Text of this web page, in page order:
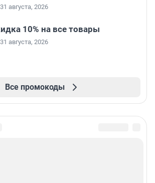
августа, 2026
10% на все товары
августа, 2026
Все промокоды